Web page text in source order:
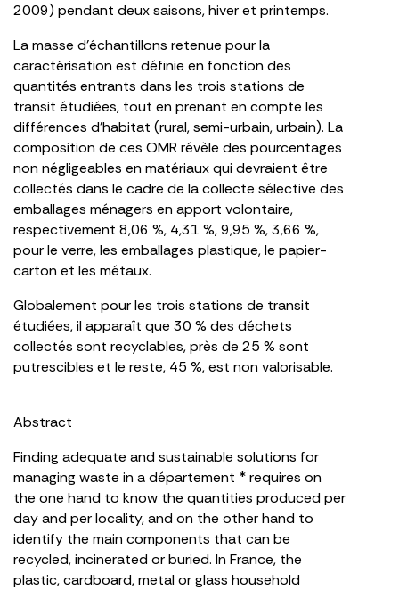
2009) pendant deux saisons, hiver et printemps.
La masse d’échantillons retenue pour la
caractérisation est définie en fonction des
quantités entrants dans les trois stations de
transit étudiées, tout en prenant en compte les
différences d’habitat (rural, semi-urbain, urbain). La
composition de ces OMR révèle des pourcentages
non négligeables en matériaux qui devraient être
collectés dans le cadre de la collecte sélective des
emballages ménagers en apport volontaire,
respectivement 8,06 %, 4,31 %, 9,95 %, 3,66 %,
pour le verre, les emballages plastique, le papier-
carton et les métaux.
Globalement pour les trois stations de transit
étudiées, il apparaît que 30 % des déchets
collectés sont recyclables, près de 25 % sont
putrescibles et le reste, 45 %, est non valorisable.
Abstract
Finding adequate and sustainable solutions for
managing waste in a département * requires on
the one hand to know the quantities produced per
day and per locality, and on the other hand to
identify the main components that can be
recycled, incinerated or buried. In France, the
plastic, cardboard, metal or glass household